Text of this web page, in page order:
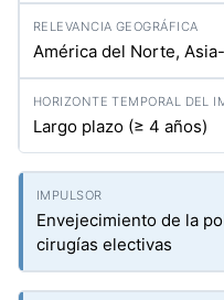
América del Norte,
Largo plazo (≥ 4 años)
Envejecimiento de la
cirugías electivas